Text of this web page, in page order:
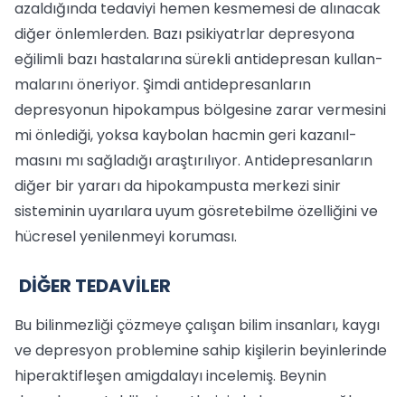
azaldığında tedaviyi hemen kesmemesi de alınacak
diğer önlem­lerden. Bazı psikiyatrlar depresyona
eğilimli bazı hastalarına sürekli antidepresan kullan­
malarını öneriyor. Şimdi antidepresanların
depresyonun hi­pokampus bölgesine zarar vermesini
mi ön­lediği, yoksa kaybolan hacmin geri kazanıl­
masını mı sağladığı araştırılıyor. Antidepresanların
diğer bir yararı da hipokampusta merkezi sinir
sisteminin uyarı­lara uyum gösretebilme özelliğini ve
hücre­sel yenilenmeyi koruması.
DİĞER TEDAVİLER
Bu bilinmezliği çözmeye çalışan bilim insanları, kaygı
ve depresyon problemine sahip kişilerin beyinlerin­de
hiperaktifleşen amigdalayı incele­miş. Beynin